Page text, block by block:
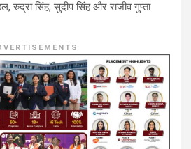
सिंह, सुदीप सिंह और राजीव गुप्ता